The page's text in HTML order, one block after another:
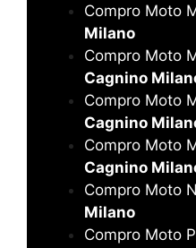
Compro Moto
Milano
Compro Moto
Cagnino
Compro Moto
Cagnino
Compro Moto
Cagnino
Compro Moto
Milano
Compro Moto